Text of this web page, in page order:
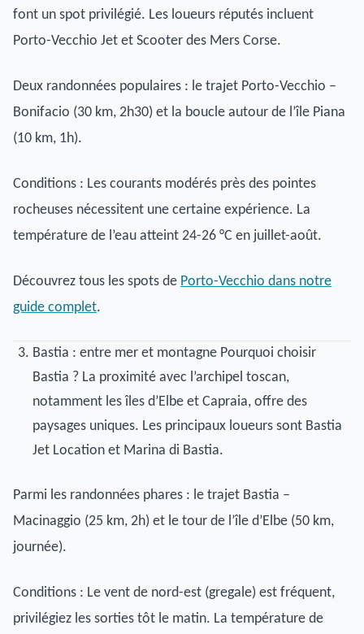
font un spot privilégié. Les loueurs réputés incluent
Porto-Vecchio Jet et Scooter des Mers Corse.
Deux randonnées populaires : le trajet Porto-Vecchio –
Bonifacio (30 km, 2h30) et la boucle autour de l’île Piana
(10 km, 1h).
Conditions : Les courants modérés près des pointes
rocheuses nécessitent une certaine expérience. La
température de l’eau atteint 24-26 °C en juillet-août.
Découvrez tous les spots de Porto-Vecchio dans notre
guide complet.
Bastia : entre mer et montagne Pourquoi choisir
Bastia ? La proximité avec l’archipel toscan,
notamment les îles d’Elbe et Capraia, offre des
paysages uniques. Les principaux loueurs sont Bastia
Jet Location et Marina di Bastia.
Parmi les randonnées phares : le trajet Bastia –
Macinaggio (25 km, 2h) et le tour de l’île d’Elbe (50 km,
journée).
Conditions : Le vent de nord-est (gregale) est fréquent,
privilégiez les sorties tôt le matin. La température de